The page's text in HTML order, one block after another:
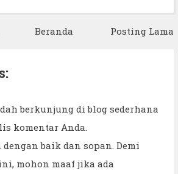
Posting Lama
Beranda
berkunjung di blog sederhana
komentar Anda.
baik dan sopan. Demi
mohon maaf jika ada